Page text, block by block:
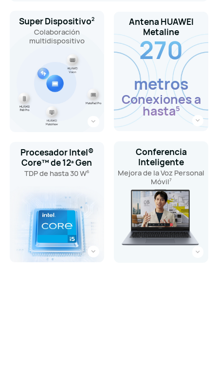
Super Dispositivo2
Colaboración
multidispositivo
Antena HUAWEI
Metaline
270
metros
Conexiones a
hasta5
Procesador Intel®
Core™ de 12ª Gen
TDP de hasta 30 W6
Conferencia
Inteligente
Mejora de la Voz Personal
Móvil7